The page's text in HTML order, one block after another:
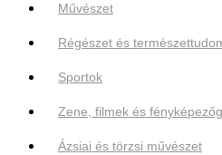
Művészet
Régészet és
Sportok
Zene, filmek és
Ázsiai és törzsi művészet